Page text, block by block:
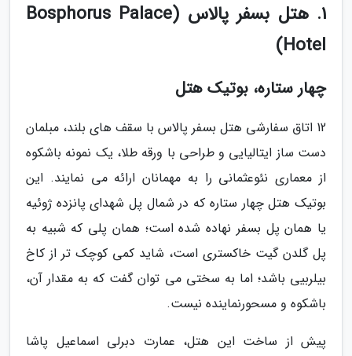
1. هتل بسفر پالاس (Bosphorus Palace
Hotel)
چهار ستاره، بوتیک هتل
12 اتاق سفارشی هتل بسفر پالاس با سقف های بلند، مبلمان
دست ساز ایتالیایی و طراحی با ورقه طلا، یک نمونه باشکوه
از معماری نئوعثمانی را به مهمانان ارائه می نمایند. این
بوتیک هتل چهار ستاره که در شمال پل شهدای پانزده ژوئیه
یا همان پل بسفر نهاده شده است؛ همان پلی که شبیه به
پل گلدن گیت خاکستری است، شاید کمی کوچک تر از کاخ
بیلربیی باشد؛ اما به سختی می توان گفت که به مقدار آن،
باشکوه و مسحورنماینده نیست.
پیش از ساخت این هتل، عمارت دبرلی اسماعیل پاشا